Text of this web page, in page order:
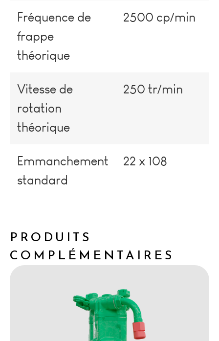
Fréquence de
frappe
théorique
2500 cp/min
Vitesse de
rotation
théorique
250 tr/min
Emmanchement
standard
22 x 108
PRODUITS
COMPLÉMENTAIRES